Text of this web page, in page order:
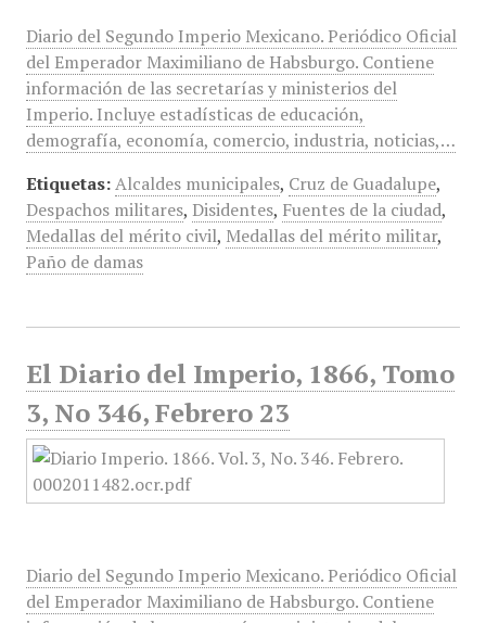
Diario del Segundo Imperio Mexicano. Periódico Oficial
del Emperador Maximiliano de Habsburgo. Contiene
información de las secretarías y ministerios del
Imperio. Incluye estadísticas de educación,
demografía, economía, comercio, industria, noticias,…
Etiquetas: Alcaldes municipales, Cruz de Guadalupe,
Despachos militares, Disidentes, Fuentes de la ciudad,
Medallas del mérito civil, Medallas del mérito militar,
Paño de damas
El Diario del Imperio, 1866, Tomo
3, No 346, Febrero 23
Diario del Segundo Imperio Mexicano. Periódico Oficial
del Emperador Maximiliano de Habsburgo. Contiene